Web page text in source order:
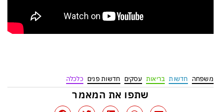
משפחה חדשות בריאות עסקים חדשות פנים כלכלה
שתפו את המאמר